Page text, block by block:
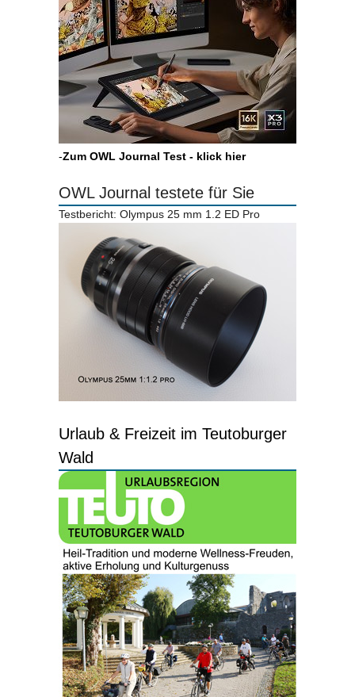
-Zum OWL Journal Test - klick hier
OWL Journal testete für Sie
Testbericht: Olympus 25 mm 1.2 ED Pro
Urlaub & Freizeit im Teutoburger
Wald